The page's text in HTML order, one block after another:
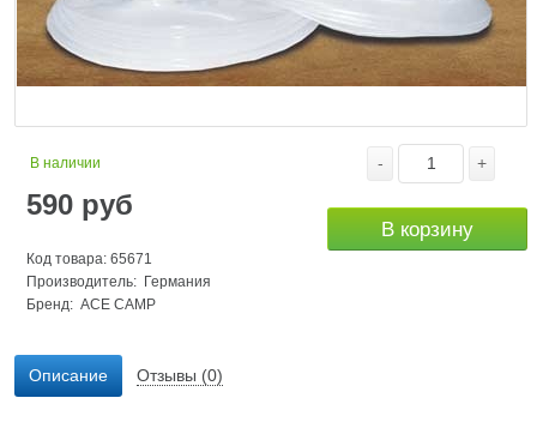
В наличии
590 руб
Код товара: 65671
Производитель: Германия
Бренд: ACE CAMP
- +
В корзину
Описание Отзывы (0)